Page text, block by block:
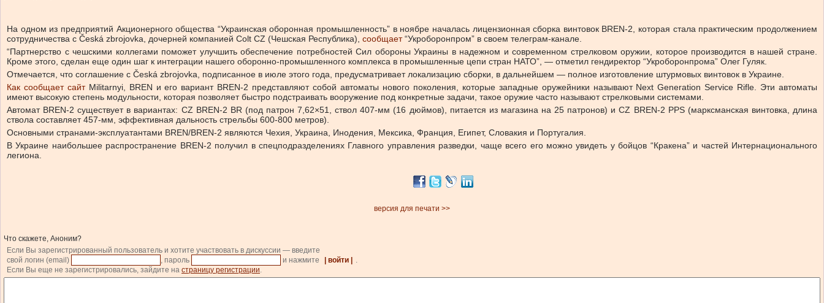
На одном из предприятий Акционерного общества “Украинская оборонная промышленность” в ноябре началась лицензионная сборка винтовок BREN-2, которая стала практическим продолжением
сотрудничества с Česká zbrojovka, дочерней компанией Colt CZ (Чешская Республика), сообщает“Укроборонпром” в своем телеграм-канале.
“Партнерство с чешскими коллегами поможет улучшить обеспечение потребностей Сил обороны Украины в надежном и современном стрелковом оружии, которое производится в нашей стране.
Кроме этого, сделан еще один шаг к интеграции нашего оборонно-промышленного комплекса в промышленные цепи стран НАТО”, — отметил гендиректор “Укроборонпрома” Олег Гуляк.
Отмечается, что соглашение с Česká zbrojovka, подписанное в июле этого года, предусматривает локализацию сборки, в дальнейшем — полное изготовление штурмовых винтовок в Украине.
Как сообщает сайтMilitarnyi, BREN и его вариант BREN-2 представляют собой автоматы нового поколения, которые западные оружейники называют Next Generation Service Rifle. Эти автоматы
имеют высокую степень модульности, которая позволяет быстро подстраивать вооружение под конкретные задачи, такое оружие часто называют стрелковыми системами.
Автомат BREN-2 существует в вариантах: CZ BREN-2 BR (под патрон 7,62×51, ствол 407-мм (16 дюймов), питается из магазина на 25 патронов) и CZ BREN-2 PPS (марксманская винтовка, длина
ствола составляет 457-мм, эффективная дальность стрельбы 600-800 метров).
Основными странами-эксплуатантами BREN/BREN-2 являются Чехия, Украина, Инодения, Мексика, Франция, Египет, Словакия и Португалия.
В Украине наибольшее распространение BREN-2 получил в спецподразделениях Главного управления разведки, чаще всего его можно увидеть у бойцов “Кракена” и частей Интернационального
легиона.
версия для печати >>
Что скажете, Аноним?
Если Вы зарегистрированный пользователь и хотите участвовать в дискуссии — введите
свой логин (email)
, пароль и нажмите | войти |
.
Если Вы еще не зарегистрировались, зайдите на страницу регистрации.